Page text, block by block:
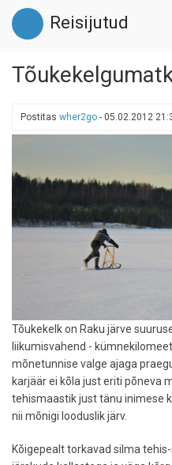
Liigu
edasi
põhisisu
Reisijutud
Postitas wher2go - 05.02.2012
Tõukekelk on Raku järve
liikumisvahend -
mõnetunnise valge ajaga
karjäär ei kõla just eriti põneva
tehismaastik just tänu inimese
nii mõnigi looduslik järv.
Kõigepealt torkavad silma